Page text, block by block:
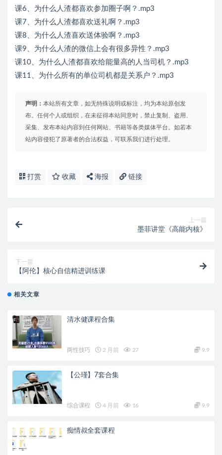
课6、为什么人渣都喜欢参加圈子啊？.mp3
课7、为什么人渣都喜欢送礼啊？.mp3
课8、为什么人渣喜欢送体验啊？.mp3
课9、为什么人渣的微信上会有很多异性？.mp3
课10、为什么人渣都喜欢给能量高的人当司机？.mp3
课11、为什么所有的单位司机都是关系户？.mp3
声明： 本站所有文章，如无特殊说明或标注，均为本站原创发
布。任何个人或组织，在未征得本站同意时，禁止复制、盗用、
采集、发布本站内容到任何网站、书籍等各类媒体平台。如若本
站内容侵犯了原著者的合法权益，可联系我们进行处理。
打赏 收藏 海报 链接
上一篇
墨菲讲堂《高能内核》
下一篇
【阿伦】核心自信精进训练课
相关文章
清水健课程合集
两性技巧 2 月前 27 9.9
【公瑾】7套合集
综合课程 4 月前 16 9.9
痴情叔全套课程